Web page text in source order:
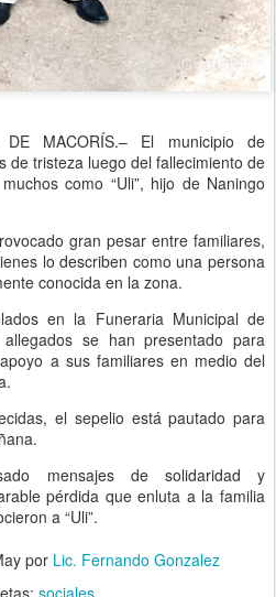
DE MACORÍS.– El municipio de
de tristeza luego del fallecimiento de
como “Uli”, hijo de Naningo
gran pesar entre familiares,
lo describen como una persona
conocida en la zona.
en la Funeraria Municipal de
se han presentado para
a sus familiares en medio del
el sepelio está pautado para
mensajes de solidaridad y
pérdida que enluta a la familia
a “Uli”.
por Lic. Fernando Gonzalez